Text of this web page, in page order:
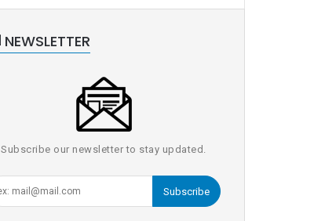
NEWSLETTER
Subscribe our newsletter to stay updated.
Subscribe